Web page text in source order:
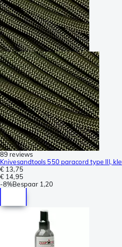
89 reviews
Knivesandtools 550 paracord type III,
€ 13,75
€ 14,95
-8%Bespaar 1,20